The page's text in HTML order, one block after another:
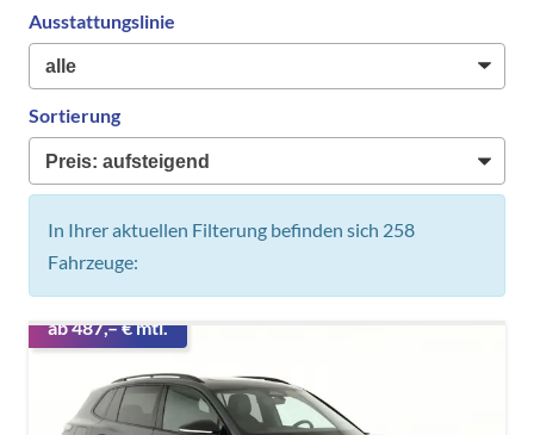
Ausstattungslinie
Sortierung
In Ihrer aktuellen Filterung befinden sich 258
Fahrzeuge:
ab 487,– € mtl.